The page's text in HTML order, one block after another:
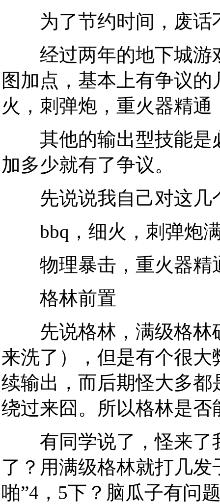
为了节约时间，废话
经过两年的地下城游
图加点，基本上有争议
火，刺弹炮，重火器精通
其他的输出型技能是
加多少就有了争议。
先说说我自己对这几
bbq，细火，刺弹炮
物理暴击，重火器精
格林前置
先说格林，满级格林
来洗了），但是有个很
续输出，而后期怪大多
绕过来囧。所以格林是
有同学说了，怪来了
了？用满级格林就打几发
啪”4，5下？脑瓜子有问